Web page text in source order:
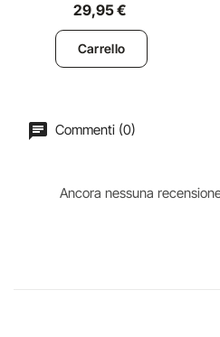
29,95 €
Carrello
Commenti (0)
Ancora nessuna